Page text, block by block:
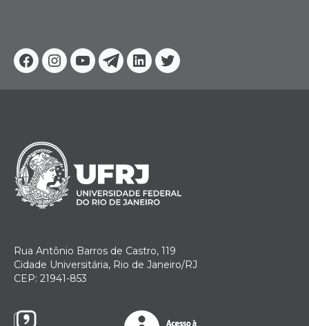
Facebook
Instagram
YoutubeTelegram
Linkedin
Twitter
Rua Antônio Barros de Castro, 119
Cidade Universitária, Rio de Janeiro/RJ
CEP: 21941-853